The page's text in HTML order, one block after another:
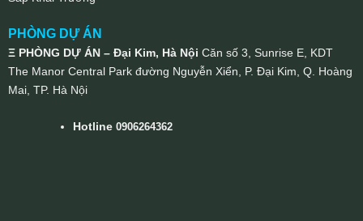
PHÒNG DỰ ÁN
Ξ PHÒNG DỰ ÁN – Đại Kim, Hà Nội Căn số 3, Sunrise E, KDT
The Manor Central Park đường Nguyễn Xiển, P. Đại Kim, Q. Hoàng
Mai, TP. Hà Nội
Hotline0906264362